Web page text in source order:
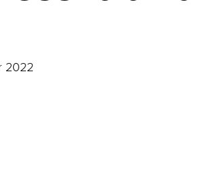
2022